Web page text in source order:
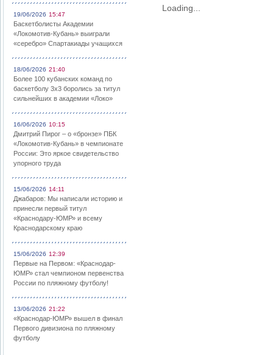
19/06/2026 15:47
Баскетболисты Академии
«Локомотив-Кубань» выиграли
«серебро» Спартакиады учащихся
18/06/2026 21:40
Более 100 кубанских команд по
баскетболу 3х3 боролись за титул
сильнейших в академии «Локо»
16/06/2026 10:15
Дмитрий Пирог – о «бронзе» ПБК
«Локомотив-Кубань» в чемпионате
России: Это яркое свидетельство
упорного труда
15/06/2026 14:11
Джабаров: Мы написали историю и
принесли первый титул
«Краснодару-ЮМР» и всему
Краснодарскому краю
15/06/2026 12:39
Первые на Первом: «Краснодар-
ЮМР» стал чемпионом первенства
России по пляжному футболу!
13/06/2026 21:22
«Краснодар-ЮМР» вышел в финал
Первого дивизиона по пляжному
футболу
Loading...